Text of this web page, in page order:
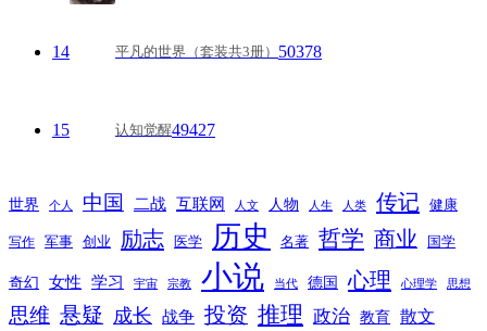
14 平凡的世界（套装共3册） 50378
15 认知觉醒49427
世界 个人 中国 二战 互联网 人文 人物 人生 人类 传记 健康
写作 军事 创业 励志 医学 历史 名著 哲学 商业 国学
奇幻 女性 学习 宇宙 宗教 小说 当代 德国 心理 心理学 思想
思维 悬疑 成长 战争 投资 推理 政治 教育 散文